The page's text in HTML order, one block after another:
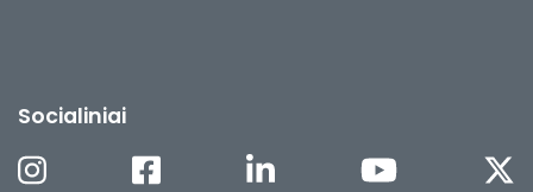
Socialiniai